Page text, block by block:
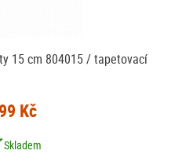
15 cm 804015 / tapetovací
Kč
Skladem